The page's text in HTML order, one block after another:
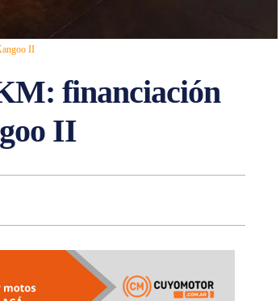
II
financiación
II